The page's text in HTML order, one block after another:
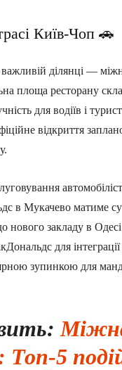
Київ-Чоп 🚗
ділянці —
площа ресторану
для водіїв і
відкриття
в Мукачево матиме
нового закладу в
для
зупинкою для
5